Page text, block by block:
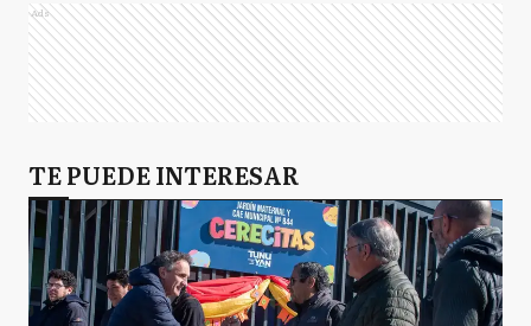
Ads
TE PUEDE INTERESAR